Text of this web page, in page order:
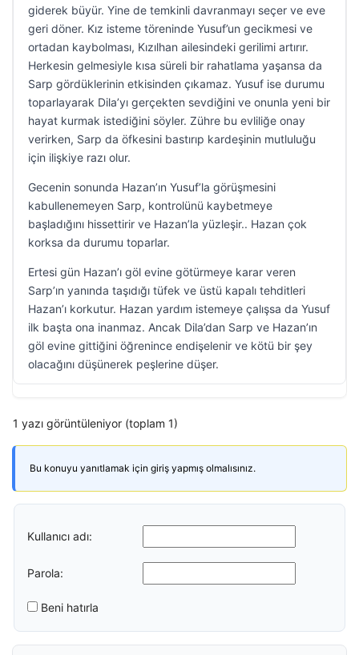
giderek büyür. Yine de temkinli davranmayı seçer ve eve
geri döner. Kız isteme töreninde Yusuf’un gecikmesi ve
ortadan kaybolması, Kızılhan ailesindeki gerilimi artırır.
Herkesin gelmesiyle kısa süreli bir rahatlama yaşansa da
Sarp gördüklerinin etkisinden çıkamaz. Yusuf ise durumu
toparlayarak Dila’yı gerçekten sevdiğini ve onunla yeni bir
hayat kurmak istediğini söyler. Zühre bu evliliğe onay
verirken, Sarp da öfkesini bastırıp kardeşinin mutluluğu
için ilişkiye razı olur.
Gecenin sonunda Hazan’ın Yusuf’la görüşmesini
kabullenemeyen Sarp, kontrolünü kaybetmeye
başladığını hissettirir ve Hazan’la yüzleşir.. Hazan çok
korksa da durumu toparlar.
Ertesi gün Hazan’ı göl evine götürmeye karar veren
Sarp’ın yanında taşıdığı tüfek ve üstü kapalı tehditleri
Hazan’ı korkutur. Hazan yardım istemeye çalışsa da Yusuf
ilk başta ona inanmaz. Ancak Dila’dan Sarp ve Hazan’ın
göl evine gittiğini öğrenince endişelenir ve kötü bir şey
olacağını düşünerek peşlerine düşer.
1 yazı görüntüleniyor (toplam 1)
Bu konuyu yanıtlamak için giriş yapmış olmalısınız.
Kullanıcı adı:
Parola:
Beni hatırla